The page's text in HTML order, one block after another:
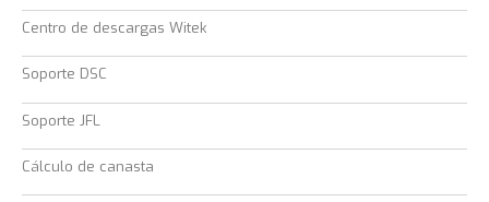
Centro de descargas Witek
Soporte DSC
Soporte JFL
Cálculo de canasta